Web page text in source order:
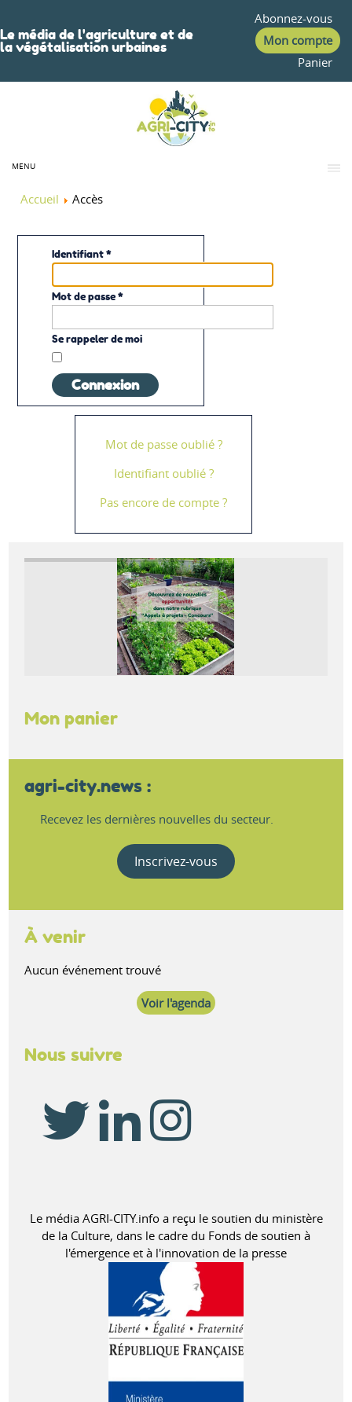
Le média de l'agriculture et de
la végétalisation urbaines
Abonnez-vous
Mon compte
Panier
MENU
Accueil Accès
Identifiant*
Mot de passe*
Se rappeler de moi
Connexion
Mot de passe oublié ?
Identifiant oublié ?
Pas encore de compte ?
Mon panier
agri-city.news :
Recevez les dernières nouvelles du secteur.
Inscrivez-vous
À venir
Aucun événement trouvé
Voir l'agenda
Nous suivre
Le média AGRI-CITY.info a reçu le soutien du ministère
de la Culture, dans le cadre du Fonds de soutien à
l'émergence et à l'innovation de la presse